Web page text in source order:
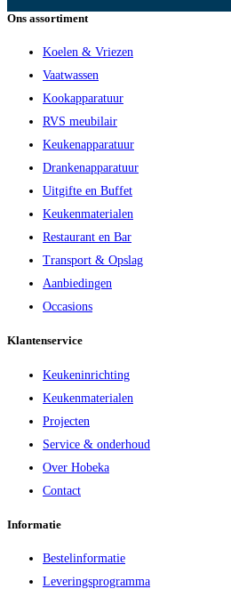
Ons assortiment
Koelen & Vriezen
Vaatwassen
Kookapparatuur
RVS meubilair
Keukenapparatuur
Drankenapparatuur
Uitgifte en Buffet
Keukenmaterialen
Restaurant en Bar
Transport & Opslag
Aanbiedingen
Occasions
Klantenservice
Keukeninrichting
Keukenmaterialen
Projecten
Service & onderhoud
Over Hobeka
Contact
Informatie
Bestelinformatie
Leveringsprogramma